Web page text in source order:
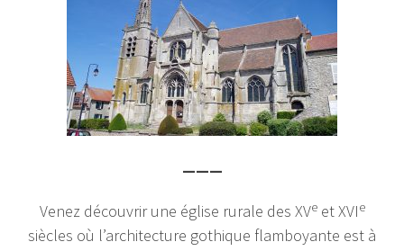
———
Venez découvrir une église rurale des XVeet XVIe
siècles où l’architecture gothique flamboyante est à